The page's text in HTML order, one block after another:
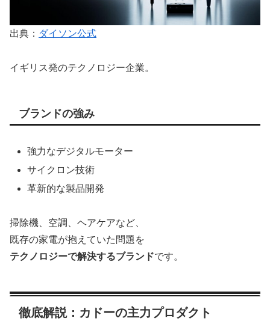
出典： ダイソン公式
イギリス発のテクノロジー企業。
ブランドの強み
強力なデジタルモーター
サイクロン技術
革新的な製品開発
掃除機、空調、ヘアケアなど、
既存の家電が抱えていた問題を
テクノロジーで解決するブランドです。
徹底解説：カドーの主力プロダクト